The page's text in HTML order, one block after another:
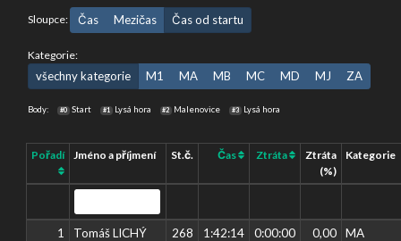
Sloupce: Čas Mezičas Čas od startu
Kategorie:
všechny kategorie M1 MA MB MC MD MJ ZA
Body: #0 Start #1 Lysá hora #2 Malenovice #3 Lysá hora
Pořadí Jméno a příjmení St.č. Čas Ztráta
Ztráta
(%)
Kategorie
1 Tomáš LICHÝ 268 1:42:14 0:00:00 0,00 MA